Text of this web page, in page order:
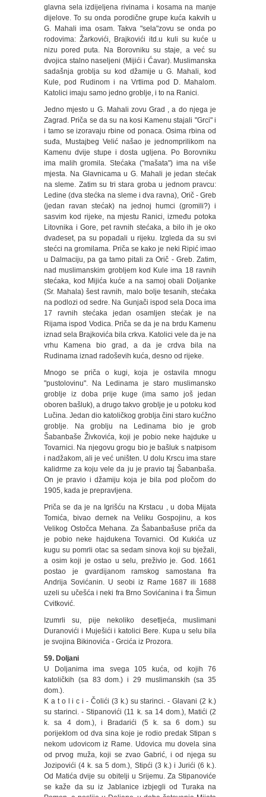
glavna sela izdijeljena rivinama i kosama na manje
dijelove. To su onda porodične grupe kuća kakvih u
G. Mahali ima osam. Takva "sela"zovu se onda po
rodovima: Žarkovići, Brajkovići itd.u kuli su kuće u
nizu pored puta. Na Borovniku su staje, a već su
dvojica stalno naseljeni (Mijići i Ćavar). Muslimanska
sadašnja groblja su kod džamije u G. Mahali, kod
Kule, pod Rudinom i na Vrtlima pod D. Mahalom.
Katolici imaju samo jedno groblje, i to na Ranici.
Jedno mjesto u G. Mahali zovu Grad , a do njega je
Zagrad. Priča se da su na kosi Kamenu stajali "Grci" i
i tamo se izoravaju rbine od ponaca. Osima rbina od
suđa, Mustajbeg Velić našao je jednomprilikom na
Kamenu dvije stupe i dosta ugljena. Po Borovniku
ima malih gromila. Stećaka ("mašata") ima na više
mjesta. Na Glavnicama u G. Mahali je jedan stećak
na sleme. Zatim su tri stara groba u jednom pravcu:
Ledine (dva stećka na sleme i dva ravna), Orič - Greb
(jedan ravan stećak) na jednoj humci (gromili?) i
sasvim kod rijeke, na mjestu Ranici, između potoka
Litovnika i Gore, pet ravnih stećaka, a bilo ih je oko
dvadeset, pa su popadali u rijeku. Izgleda da su svi
stećci na gromilama. Priča se kako je neki Ripić imao
u Dalmaciju, pa ga tamo pitali za Orič - Greb. Zatim,
nad muslimanskim grobljem kod Kule ima 18 ravnih
stećaka, kod Mijića kuće a na samoj obali Doljanke
(Sr. Mahala) šest ravnih, malo bolje tesanih, stećaka
na podlozi od sedre. Na Gunjači ispod sela Doca ima
17 ravnih stećaka jedan osamljen stećak je na
Rijama ispod Vodica. Priča se da je na brdu Kamenu
iznad sela Brajkovića bila crkva. Katolici vele da je na
vrhu Kamena bio grad, a da je crdva bila na
Rudinama iznad radoševih kuća, desno od rijeke.
Mnogo se priča o kugi, koja je ostavila mnogu
"pustolovinu". Na Ledinama je staro muslimansko
groblje iz doba prije kuge (ima samo još jedan
oboren bašluk), a drugo takvo groblje je u potoku kod
Lučina. Jedan dio katoličkog groblja čini staro kućžno
groblje. Na groblju na Ledinama bio je grob
Šabanbaše Živkovića, koji je pobio neke hajduke u
Tovarnici. Na njegovu grogu bio je bašluk s natpisom
i nadžakom, ali je već uništen. U dolu Krscu ima stare
kalidrme za koju vele da ju je pravio taj Šabanbaša.
On je pravio i džamiju koja je bila pod pločom do
1905, kada je prepravljena.
Priča se da je na Igrišću na Krstacu , u doba Mijata
Tomića, bivao dernek na Veliku Gospojinu, a kos
Velikog Ostočca Mehana. Za Šabanbašuse priča da
je pobio neke hajdukena Tovarnici. Od Kukića uz
kugu su pomrli otac sa sedam sinova koji su bježali,
a osim koji je ostao u selu, preživio je. God. 1661
postao je gvardijanom ramskog samostana fra
Andrija Sovićanin. U seobi iz Rame 1687 ili 1688
uzeli su učešća i neki fra Brno Sovićanina i fra Šimun
Cvitković.
Izumrli su, pije nekoliko desetljeća, muslimani
Duranovići i Muješići i katolici Bere. Kupa u selu bila
je svojina Bikinovića - Grcića iz Prozora.
59. Doljani
U Doljanima ima svega 105 kuća, od kojih 76
katoličkih (sa 83 dom.) i 29 muslimanskih (sa 35
dom.).
K a t o l i c i - Čolići (3 k.) su starinci. - Glavani (2 k.)
su starinci. - Stipanovići (11 k. sa 14 dom.), Matići (2
k. sa 4 dom.), i Bradarići (5 k. sa 6 dom.) su
porijeklom od dva sina koje je rodio predak Stipan s
nekom udovicom iz Rame. Udovica mu dovela sina
od prvog muža, koji se zvao Gabrić, i od njega su
Jozipovići (4 k. sa 5 dom.), Stipći (3 k.) i Jurići (6 k.).
Od Matića dvije su obitelji u Srijemu. Za Stipanoviće
se kaže da su iz Jablanice izbjegli od Turaka na